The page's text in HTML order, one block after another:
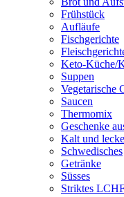
Frühstück
Aufläufe
Fischgerichte
Keto-Küche/
Suppen
Vegetarische
Saucen
Thermomix
Geschenke
Kalt und
Schwedisches
Getränke
Süsses
Striktes